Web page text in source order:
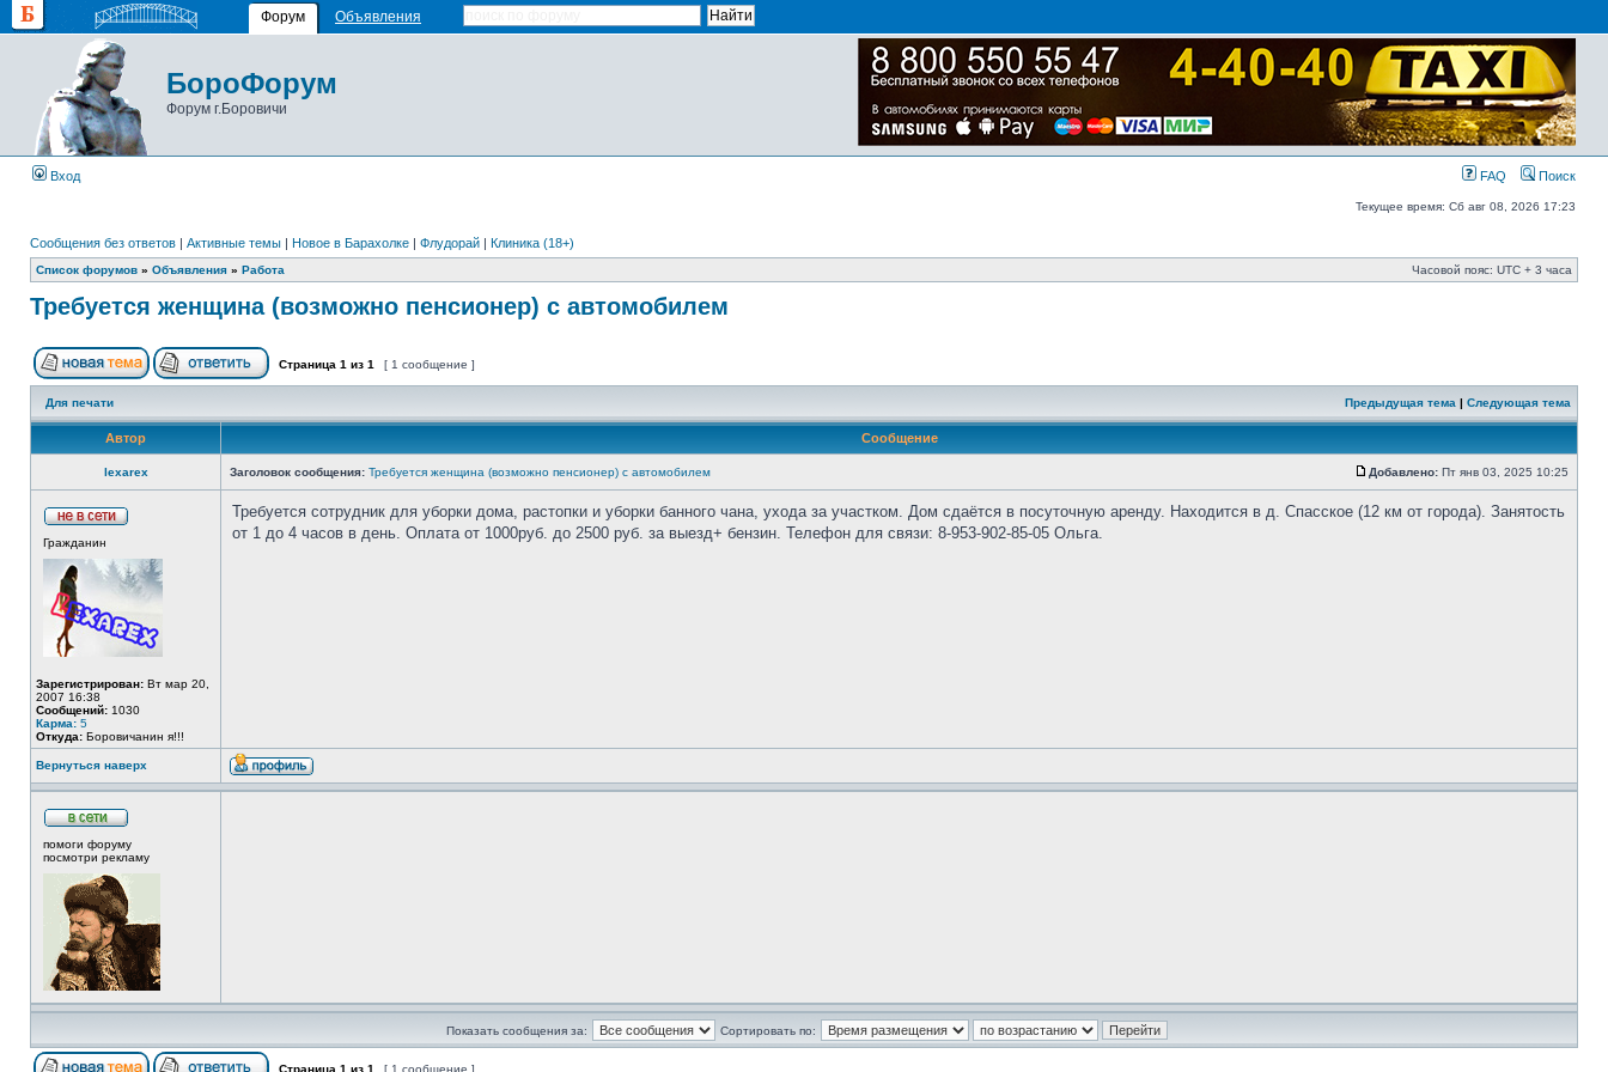
Форум Объявления
БороФорум
Форум г.Боровичи
Вход FAQ Поиск
Текущее время: Сб авг 08, 2026 17:23
Сообщения без ответов | Активные темы | Новое в Барахолке | Флудорай | Клиника (18+)
Список форумов » Объявления » Работа Часовой пояс: UTC + 3 часа
Требуется женщина (возможно пенсионер) с автомобилем
Страница 1 из 1 [ 1 сообщение ]
Для печати Предыдущая тема | Следующая тема
Автор Сообщение
lexarex Заголовок сообщения: Требуется женщина (возможно пенсионер) с автомобилем Добавлено: Пт янв 03, 2025 10:25
Гражданин
Зарегистрирован: Вт мар 20,
2007 16:38
Сообщений: 1030
Карма: 5
Откуда: Боровичанин я!!!
Требуется сотрудник для уборки дома, растопки и уборки банного чана, ухода за участком. Дом сдаётся в посуточную аренду. Находится в д. Спасское (12 км от города). Занятость
от 1 до 4 часов в день. Оплата от 1000руб. до 2500 руб. за выезд+ бензин. Телефон для связи: 8-953-902-85-05 Ольга.
Вернуться наверх
помоги форуму
посмотри рекламу
Показать сообщения за: Сортировать по:
Страница 1 из 1 [ 1 сообщение ]